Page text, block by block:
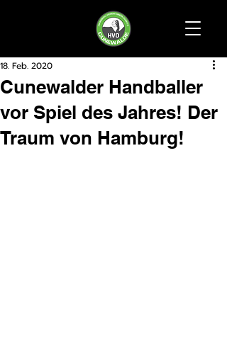
Cunewalder Handballer
vor Spiel des Jahres! Der
Traum von Hamburg!
18. Feb. 2020